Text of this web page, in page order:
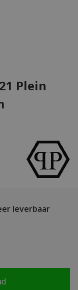
Plein
leverbaar